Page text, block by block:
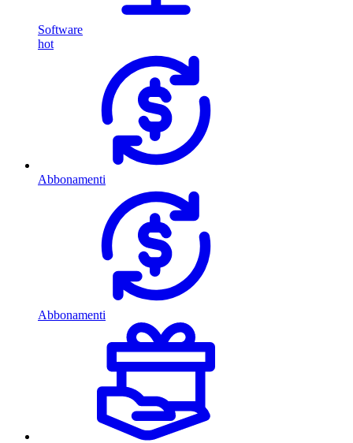
Software
hot
Abbonamenti
Abbonamenti